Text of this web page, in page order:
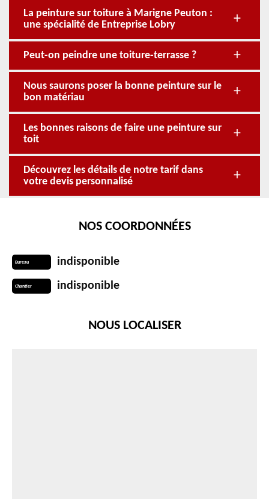
La peinture sur toiture à Marigne Peuton :
une spécialité de Entreprise Lobry
Peut-on peindre une toiture-terrasse ?
Nous saurons poser la bonne peinture sur le
bon matériau
Les bonnes raisons de faire une peinture sur
toit
Découvrez les détails de notre tarif dans
votre devis personnalisé
NOS COORDONNÉES
Bureau indisponible
Chantier indisponible
NOUS LOCALISER